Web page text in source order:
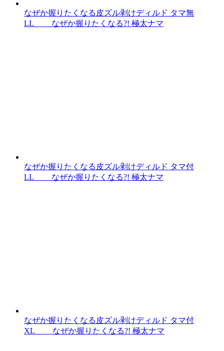
なぜか握りたくなる皮ズル剥けディルド タマ無
LL なぜか握りたくなる?! 極太ナマ
なぜか握りたくなる皮ズル剥けディルド タマ付
LL なぜか握りたくなる?! 極太ナマ
なぜか握りたくなる皮ズル剥けディルド タマ付
XL なぜか握りたくなる?! 極太ナマ